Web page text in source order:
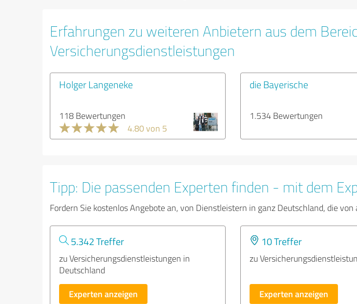
Erfahrungen zu weiteren Anbietern aus dem
Versicherungsdienstleistungen
Holger Langeneke
118 Bewertungen
4.80 von 5
die Bayerische
1.534 Bewertungen
Tipp: Die passenden Experten finden - mit dem
Fordern Sie kostenlos Angebote an, von Dienstleistern in ganz Deutschland, die
5.342 Treffer
zu Versicherungsdienstleistungen in
Deutschland
Experten anzeigen
10 Treffer
zu
Experten anzeigen